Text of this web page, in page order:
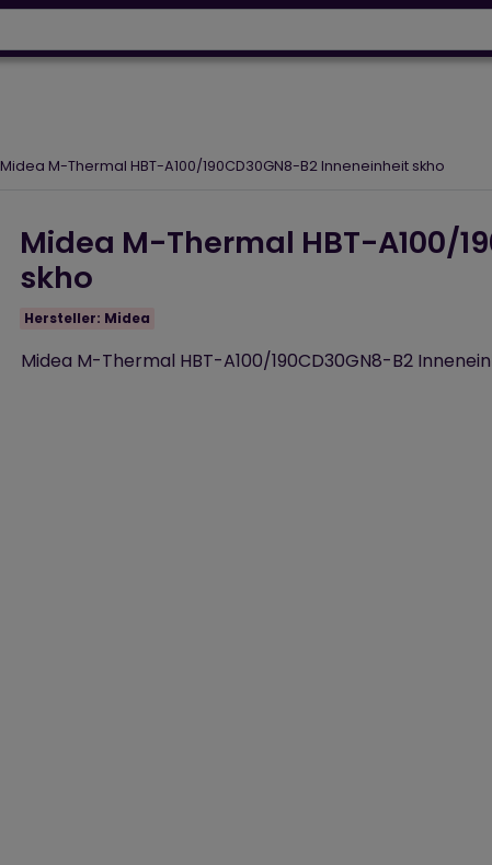
Midea M-Thermal HBT-A100/190CD30GN8-B2 Inneneinheit skho
Midea M-Thermal HBT-A100/
skho
Hersteller: Midea
Midea M-Thermal HBT-A100/190CD30GN8-B2